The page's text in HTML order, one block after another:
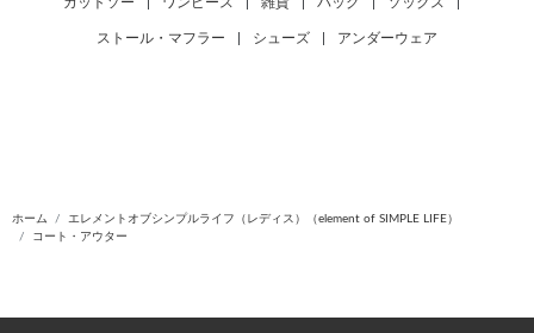
ストール・マフラー シューズ アンダーウェア
ホーム
エレメントオブシンプルライフ（レディス）（element of SIMPLE LIFE）
コート・アウター